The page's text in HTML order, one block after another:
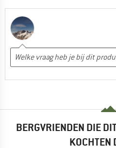
BERGVRIENDEN DIE
KOCHTEN